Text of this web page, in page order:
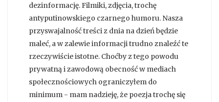
dezinformację. Filmiki, zdjęcia, trochę
antyputinowskiego czarnego humoru. Nasza
przyswajalność treści z dnia na dzień będzie
maleć, a w zalewie informacji trudno znaleźć te
rzeczywiście istotne. Choćby z tego powodu
prywatną i zawodową obecność w mediach
społecznościowych ograniczyłem do
minimum - mam nadzieję, że poezja trochę się